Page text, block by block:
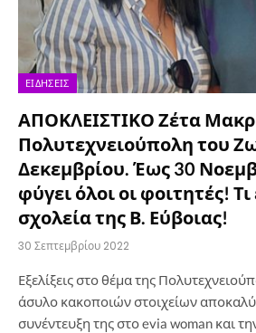
ΕΙΔΉΣΕΙΣ
ΑΠΟΚΛΕΙΣΤΙΚΟ Ζέτα
Πολυτεχνειούπολη του
Δεκεμβρίου. Έως 30
φύγει όλοι οι φοιτητές! Τι
σχολεία της Β. Εύβοιας!
30 Σεπτεμβρίου 2022
Εξελίξεις στο θέμα της
άσυλο κακοποιών στοιχείων
συνέντευξη της στο evia woman και